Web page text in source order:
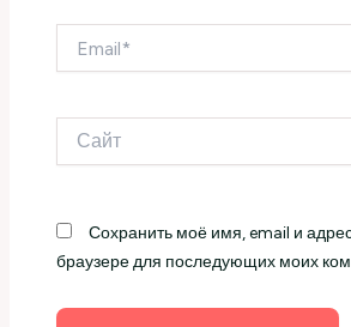
Сохранить моё имя, email и
браузере для последующих моих